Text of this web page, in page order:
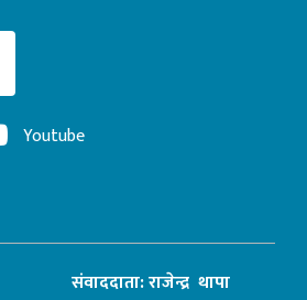
Youtube
संवाददाता: राजेन्द्र थापा